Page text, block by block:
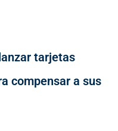
tarjetas
compensar a sus